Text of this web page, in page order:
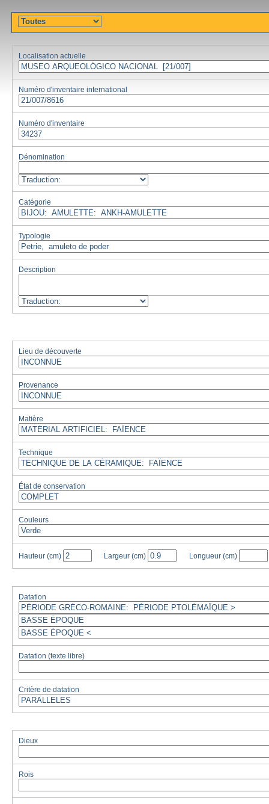
Localisation actuelle
Numéro d'inventaire international
Numéro d'inventaire
Dénomination
Catégorie
Typologie
Description
Lieu de découverte
Provenance
Matière
Technique
État de conservation
Couleurs
Hauteur (cm) Largeur (cm) Longueur(cm)
Datation
Datation (texte libre)
Critère de datation
Dieux
Rois